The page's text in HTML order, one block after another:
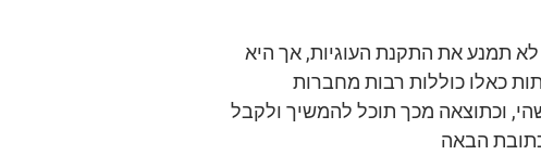
תמנע את התקנת העוגיות, אך היא
כאלו כוללות רבות מחברות
וכתוצאה מכך תוכל להמשיך ולקבל
הבאה